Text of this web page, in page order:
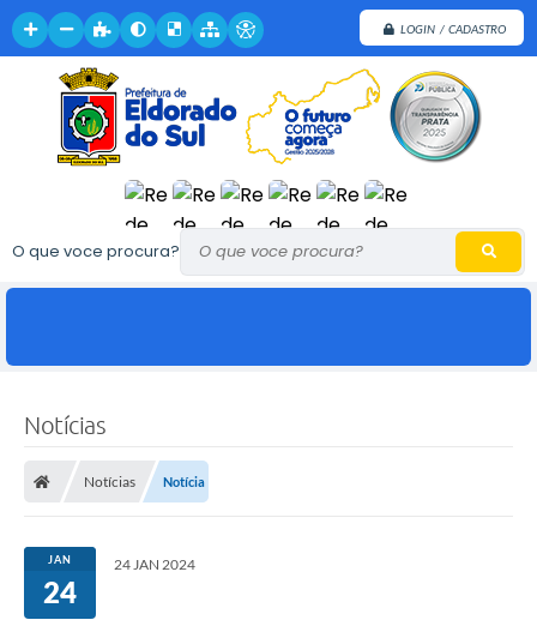
LOGIN / CADASTRO
O que voce procura?
Notícias
Notícias Notícia
JAN
24
24 JAN 2024